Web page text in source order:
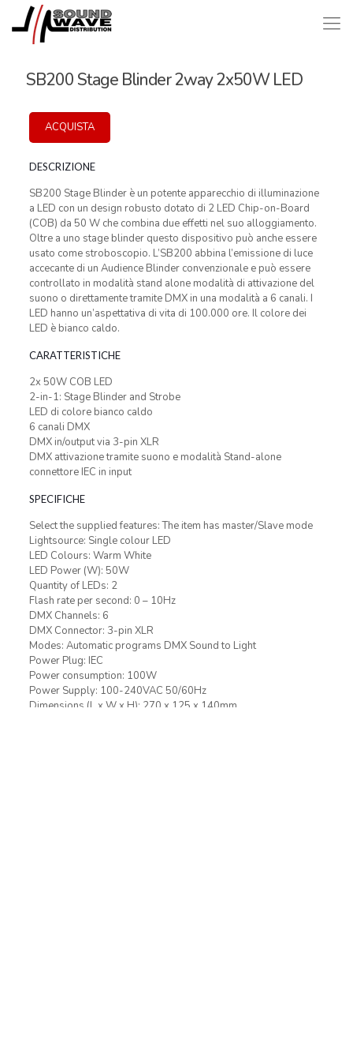
SB200 Stage Blinder 2way 2x50W LED
ACQUISTA
DESCRIZIONE
SB200 Stage Blinder è un potente apparecchio di illuminazione
a LED con un design robusto dotato di 2 LED Chip-on-Board
(COB) da 50 W che combina due effetti nel suo alloggiamento.
Oltre a uno stage blinder questo dispositivo può anche essere
usato come stroboscopio. L’SB200 abbina l’emissione di luce
accecante di un Audience Blinder convenzionale e può essere
controllato in modalità stand alone modalità di attivazione del
suono o direttamente tramite DMX in una modalità a 6 canali. I
LED hanno un’aspettativa di vita di 100.000 ore. Il colore dei
LED è bianco caldo.
CARATTERISTICHE
2x 50W COB LED
2-in-1: Stage Blinder and Strobe
LED di colore bianco caldo
6 canali DMX
DMX in/output via 3-pin XLR
DMX attivazione tramite suono e modalità Stand-alone
connettore IEC in input
SPECIFICHE
Select the supplied features: The item has master/Slave mode
Lightsource: Single colour LED
LED Colours: Warm White
LED Power (W): 50W
Quantity of LEDs: 2
Flash rate per second: 0 – 10Hz
DMX Channels: 6
DMX Connector: 3-pin XLR
Modes: Automatic programs DMX Sound to Light
Power Plug: IEC
Power consumption: 100W
Power Supply: 100-240VAC 50/60Hz
Dimensions (L x W x H): 270 x 125 x 140mm